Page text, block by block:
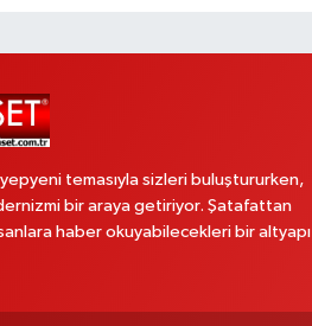
temasıyla sizleri buluştururken,
bir araya getiriyor. Şatafattan
haber okuyabilecekleri bir altyapı